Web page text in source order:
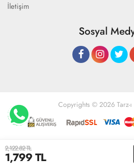
2,122.82 TL
1,799TL
İletişim
Sosyal
Copyrights © 2026 Tarz-ı
Geliştir - powered
Anasayfa